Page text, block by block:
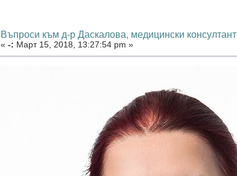
Въпроси към д-р Даскалова, медицински консултант
« -: Март 15, 2018, 13:27:54 pm »